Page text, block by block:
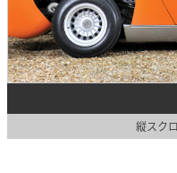
縦スク